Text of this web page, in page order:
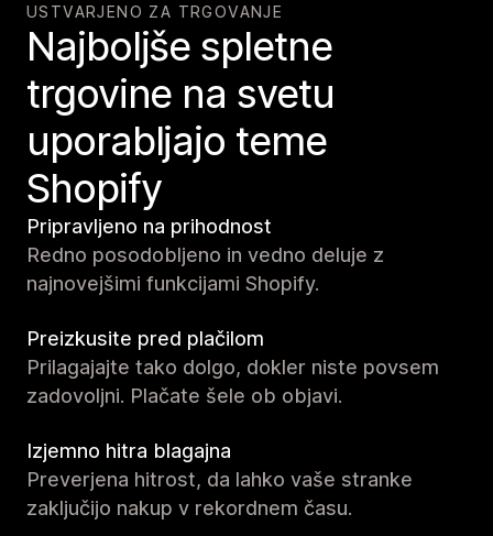
USTVARJENO ZA TRGOVANJE
Najboljše spletne
trgovine na svetu
uporabljajo teme
Shopify
Pripravljeno na prihodnost
Redno posodobljeno in vedno deluje z
najnovejšimi funkcijami Shopify.
Preizkusite pred plačilom
Prilagajajte tako dolgo, dokler niste povsem
zadovoljni. Plačate šele ob objavi.
Izjemno hitra blagajna
Preverjena hitrost, da lahko vaše stranke
zaključijo nakup v rekordnem času.